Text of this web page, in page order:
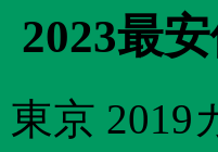
2023最
京 2019